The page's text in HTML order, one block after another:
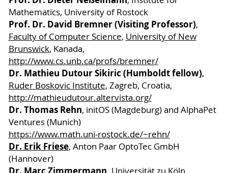
Mathematics, University of Rostock
Prof. Dr. David Bremner (Visiting Professor),
Faculty of Computer Science, University of New
Brunswick, Kanada,
http://www.cs.unb.ca/profs/bremner/
Dr. Mathieu Dutour Sikiric (Humboldt fellow),
Ruder Boskovic Institute, Zagreb, Croatia,
http://mathieudutour.altervista.org/
Dr. Thomas Rehn, initOS (Magdeburg) and AlphaPet
Ventures (Munich)
https://www.math.uni-rostock.de/~rehn/
Dr. Erik Friese, Anton Paar OptoTec GmbH
(Hannover)